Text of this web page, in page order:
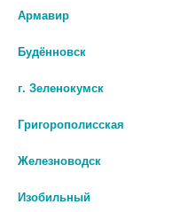
ЦЕТИРИЗИН-АКОС 10МГ. №20
128 руб.
Армавир
Будённовск
г. Зеленокумск
Григорополисская
Железноводск
Изобильный